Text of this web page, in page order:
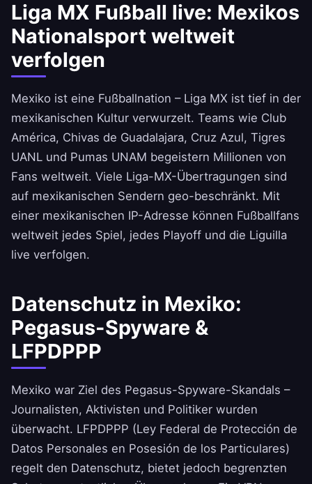
Liga MX Fußball live: Mexikos
Nationalsport weltweit
verfolgen
Mexiko ist eine Fußballnation – Liga MX ist tief in der
mexikanischen Kultur verwurzelt. Teams wie Club
América, Chivas de Guadalajara, Cruz Azul, Tigres
UANL und Pumas UNAM begeistern Millionen von
Fans weltweit. Viele Liga-MX-Übertragungen sind
auf mexikanischen Sendern geo-beschränkt. Mit
einer mexikanischen IP-Adresse können Fußballfans
weltweit jedes Spiel, jedes Playoff und die Liguilla
live verfolgen.
Datenschutz in Mexiko:
Pegasus-Spyware &
LFPDPPP
Mexiko war Ziel des Pegasus-Spyware-Skandals –
Journalisten, Aktivisten und Politiker wurden
überwacht. LFPDPPP (Ley Federal de Protección de
Datos Personales en Posesión de los Particulares)
regelt den Datenschutz, bietet jedoch begrenzten